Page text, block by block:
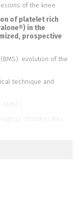
of the knee
of platelet rich
in the
prospective
evolution of the
technique and
chondrocytes
knee
femoral condyle